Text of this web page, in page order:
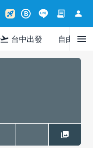
rocket_launch B contract person
flight_takeoff 台中出發 自由行menu